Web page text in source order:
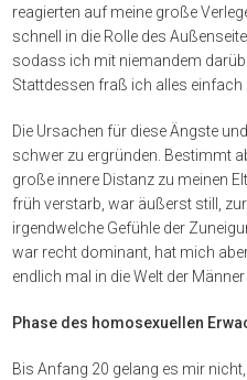
reagierten auf meine große
schnell in die Rolle des
sodass ich mit niemandem
Stattdessen fraß ich alles einfach
Die Ursachen für diese Ängste
schwer zu ergründen. Bestimmt
große innere Distanz zu meinen
früh verstarb, war äußerst still,
irgendwelche Gefühle der
war recht dominant, hat mich
endlich mal in die Welt der
Phase des homosexuellen
Bis Anfang 20 gelang es mir